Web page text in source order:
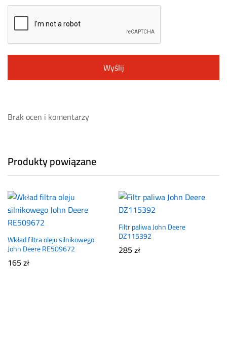
Brak ocen i komentarzy
Produkty powiązane
Wkład filtra oleju silnikowego
John Deere RE509672
165zł
Filtr paliwa John Deere
DZ115392
285zł